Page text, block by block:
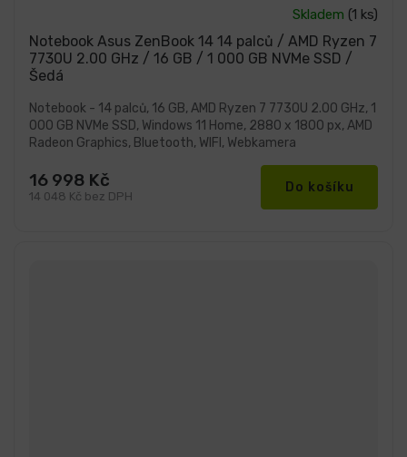
Notebook Asus ZenBook 14 14 palců / AMD Ryzen 7
7730U 2.00 GHz / 16 GB / 1 000 GB NVMe SSD /
Šedá
Skladem (1 ks)
14 048 Kč bez DPH
16 998 Kč Do košíku
Notebook - 14 palců, 16 GB, AMD Ryzen 7 7730U 2.00 GHz, 1
000 GB NVMe SSD, Windows 11 Home, 2880 x 1800 px, AMD
Radeon Graphics, Bluetooth, WIFI, Webkamera